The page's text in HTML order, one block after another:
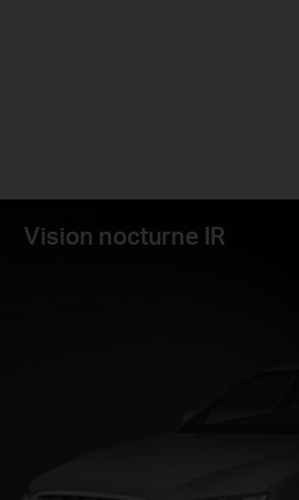
Vision nocturne IR